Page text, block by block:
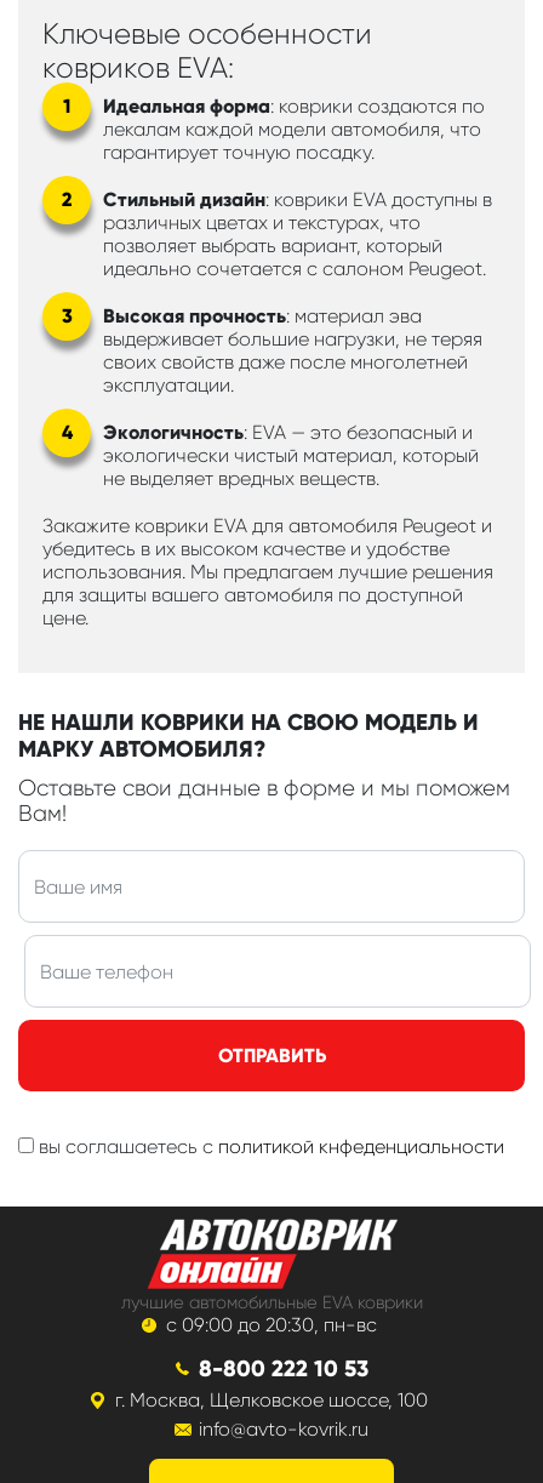
Ключевые особенности
ковриков EVA:
Идеальная форма: коврики создаются по
лекалам каждой модели автомобиля, что
гарантирует точную посадку.
Стильный дизайн: коврики EVA доступны в
различных цветах и текстурах, что
позволяет выбрать вариант, который
идеально сочетается с салоном Peugeot.
Высокая прочность: материал эва
выдерживает большие нагрузки, не теряя
своих свойств даже после многолетней
эксплуатации.
Экологичность: EVA — это безопасный и
экологически чистый материал, который
не выделяет вредных веществ.
Закажите коврики EVA для автомобиля Peugeot и
убедитесь в их высоком качестве и удобстве
использования. Мы предлагаем лучшие решения
для защиты вашего автомобиля по доступной
цене.
НЕ НАШЛИ КОВРИКИ НА СВОЮ МОДЕЛЬ И
МАРКУ АВТОМОБИЛЯ?
Оставьте свои данные в форме и мы поможем
Вам!
ОТПРАВИТЬ
вы соглашаетесь с политикой кнфеденциальности
лучшие автомобильные EVA коврики
с 09:00 до 20:30, пн-вс
8-800 222 10 53
г. Москва, Щелковское шоссе, 100
info@avto-kovrik.ru